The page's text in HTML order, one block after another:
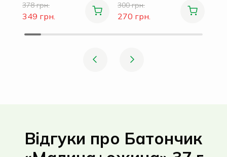
378 грн.
349 грн.
300 грн.
270 грн.
Відгуки про Батончик